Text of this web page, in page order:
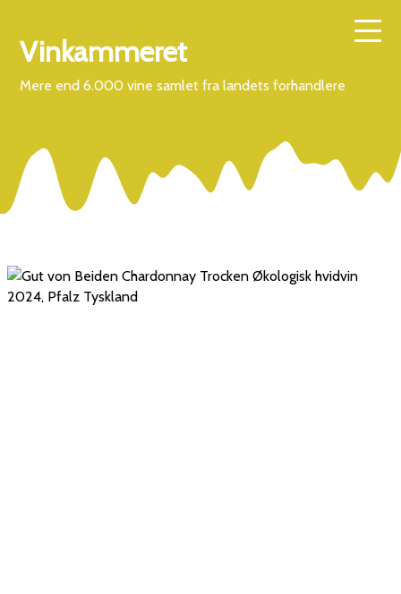
Vinkammeret
Mere end 6.000 vine samlet fra landets forhandlere